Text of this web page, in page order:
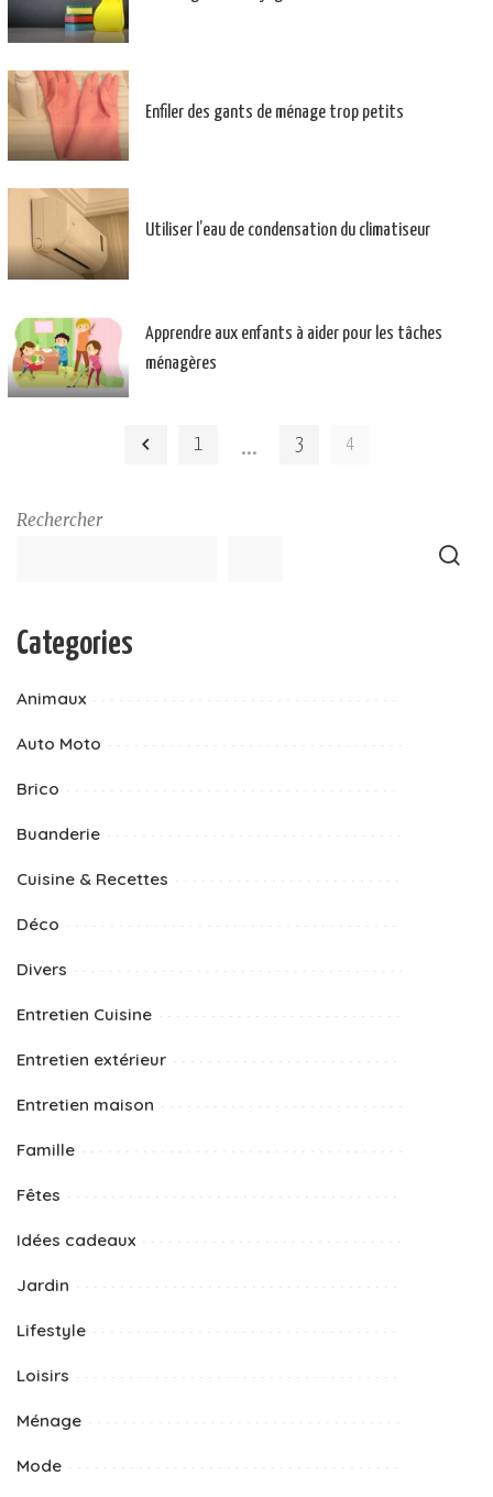
Enfiler des gants de ménage trop petits
Utiliser l’eau de condensation du climatiseur
Apprendre aux enfants à aider pour les tâches
ménagères
1 … 3 4
Rechercher
Categories
Animaux
Auto Moto
Brico
Buanderie
Cuisine & Recettes
Déco
Divers
Entretien Cuisine
Entretien extérieur
Entretien maison
Famille
Fêtes
Idées cadeaux
Jardin
Lifestyle
Loisirs
Ménage
Mode